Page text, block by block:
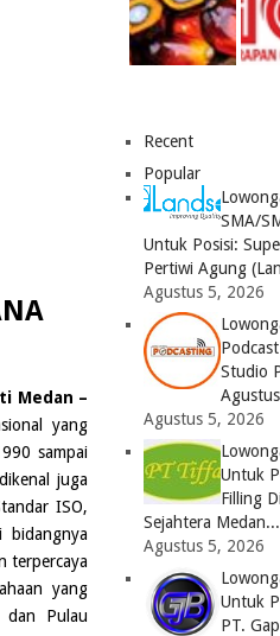
Medan –
yang
sampai
juga
ISO,
bidangnya
terpercaya
yang
dan Pulau
Recent
Popular
SMA/
Untuk Posisi:
Pertiwi Agung
Agustus 5, 2026
Studio
Agustus 5, 2026
Untuk
Filling
Sejahtera Medan...
Agustus 5, 2026
Untuk
PT.